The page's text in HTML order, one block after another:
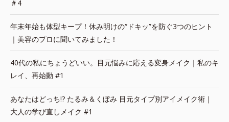
＃4
年末年始も体型キープ！休み明けの“ドキッ”を防ぐ3つのヒント
｜美容のプロに聞いてみました！
40代の私にちょうどいい。目元悩みに応える変身メイク｜私のキ
レイ、再始動 #1
あなたはどっち!? たるみ＆くぼみ 目元タイプ別アイメイク術｜
大人の学び直しメイク #1